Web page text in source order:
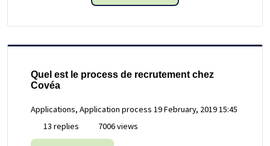
Quel est le process de recrutement chez
Covéa
Applications, Application process 19 February, 2019 15:45
13 replies
7006 views